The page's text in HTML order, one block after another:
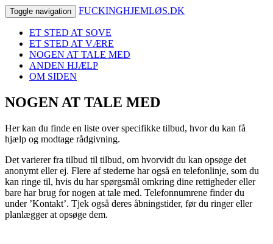
Toggle navigation FUCKINGHJEMLØS.DK
ET STED AT SOVE
ET STED AT VÆRE
NOGEN AT TALE MED
ANDEN HJÆLP
OM SIDEN
NOGEN AT TALE MED
Her kan du finde en liste over specifikke tilbud, hvor du kan få
hjælp og modtage rådgivning.
Det varierer fra tilbud til tilbud, om hvorvidt du kan opsøge det
anonymt eller ej. Flere af stederne har også en telefonlinje, som du
kan ringe til, hvis du har spørgsmål omkring dine rettigheder eller
bare har brug for nogen at tale med. Telefonnumrene finder du
under ’Kontakt’. Tjek også deres åbningstider, før du ringer eller
planlægger at opsøge dem.